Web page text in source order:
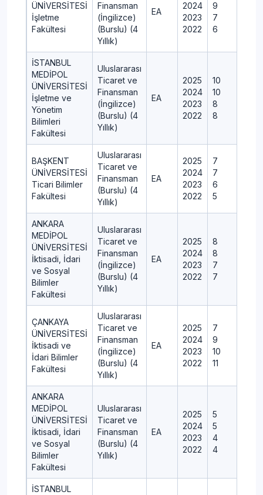
ÜNİVERSİTESİ
İşletme
Fakültesi
Finansman
(İngilizce)
(Burslu) (4
Yıllık)
EA
2024
2023
2022
9
7
6
İSTANBUL
MEDİPOL
ÜNİVERSİTESİ
İşletme ve
Yönetim
Bilimleri
Fakültesi
Uluslararası
Ticaret ve
Finansman
(İngilizce)
(Burslu) (4
Yıllık)
EA
2025
2024
2023
2022
10
10
8
8
BAŞKENT
ÜNİVERSİTESİ
Ticari Bilimler
Fakültesi
Uluslararası
Ticaret ve
Finansman
(Burslu) (4
Yıllık)
EA
2025
2024
2023
2022
7
7
6
5
ANKARA
MEDİPOL
ÜNİVERSİTESİ
İktisadi, İdari
ve Sosyal
Bilimler
Fakültesi
Uluslararası
Ticaret ve
Finansman
(İngilizce)
(Burslu) (4
Yıllık)
EA
2025
2024
2023
2022
8
8
7
7
ÇANKAYA
ÜNİVERSİTESİ
İktisadi ve
İdari Bilimler
Fakültesi
Uluslararası
Ticaret ve
Finansman
(İngilizce)
(Burslu) (4
Yıllık)
EA
2025
2024
2023
2022
7
9
10
11
ANKARA
MEDİPOL
ÜNİVERSİTESİ
İktisadi, İdari
ve Sosyal
Bilimler
Fakültesi
Uluslararası
Ticaret ve
Finansman
(Burslu) (4
Yıllık)
EA
2025
2024
2023
2022
5
5
4
4
İSTANBUL